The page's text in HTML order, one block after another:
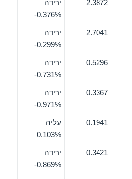
2.3872
ירידה
‎-0.376%
2.7041
ירידה
‎-0.299%
0.5296
ירידה
‎-0.731%
0.3367
ירידה
‎-0.971%
0.1941
עליה
0.103%
0.3421
ירידה
‎-0.869%